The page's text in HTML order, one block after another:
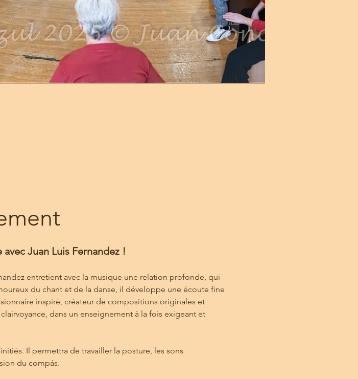
Juan Luis Fernandez !
entretient avec la musique une relation profonde, qui
du chant et de la danse, il développe une écoute fine
inspiré, créateur de compositions originales et
dans un enseignement à la fois exigeant et
Il permettra de travailler la posture, les sons
du compás.